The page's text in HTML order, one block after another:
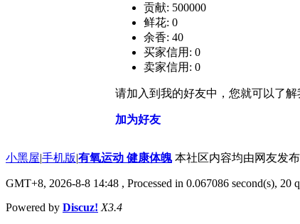
贡献: 500000
鲜花: 0
余香: 40
买家信用: 0
卖家信用: 0
请加入到我的好友中，您就可以了
加为好友
小黑屋|手机版|有氧运动 健康体魄本社区内容均由网友发布
GMT+8, 2026-8-8 14:48 , Processed in 0.067086 second(s), 20
Powered by Discuz! X3.4